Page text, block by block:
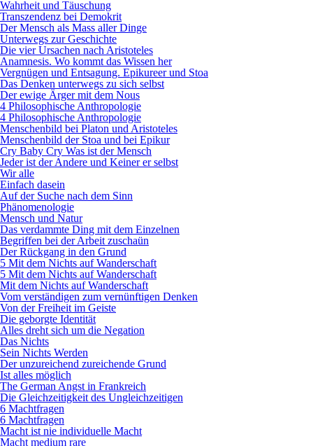
Wahrheit und Täuschung
Transzendenz bei Demokrit
Der Mensch als Mass aller Dinge
Unterwegs zur Geschichte
Die vier Ursachen nach Aristoteles
Anamnesis. Wo kommt das Wissen her
Vergnügen und Entsagung. Epikureer und Stoa
Das Denken unterwegs zu sich selbst
Der ewige Ärger mit dem Nous
4 Philosophische Anthropologie
4 Philosophische Anthropologie
Menschenbild bei Platon und Aristoteles
Menschenbild der Stoa und bei Epikur
Cry Baby Cry Was ist der Mensch
Jeder ist der Andere und Keiner er selbst
Wir alle
Einfach dasein
Auf der Suche nach dem Sinn
Phänomenologie
Mensch und Natur
Das verdammte Ding mit dem Einzelnen
Begriffen bei der Arbeit zuschaün
Der Rückgang in den Grund
5 Mit dem Nichts auf Wanderschaft
5 Mit dem Nichts auf Wanderschaft
Mit dem Nichts auf Wanderschaft
Vom verständigen zum vernünftigen Denken
Von der Freiheit im Geiste
Die geborgte Identität
Alles dreht sich um die Negation
Das Nichts
Sein Nichts Werden
Der unzureichend zureichende Grund
Ist alles möglich
The German Angst in Frankreich
Die Gleichzeitigkeit des Ungleichzeitigen
6 Machtfragen
6 Machtfragen
Macht ist nie individuelle Macht
Macht medium rare